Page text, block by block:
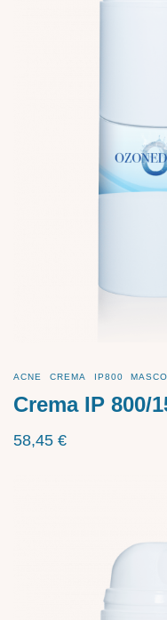
ACNE CREMA IP800
Crema IP 800/
58,45 €